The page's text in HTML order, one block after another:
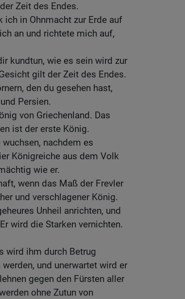
Zeit des Endes.
ich in Ohnmacht zur Erde auf
an und richtete mich auf,
kundtun, wie es sein wird zur
gilt der Zeit des Endes.
den du gesehen hast,
Persien.
von Griechenland. Das
ist der erste König.
nachdem es
Königreiche aus dem Volk
wie er.
wenn das Maß der Frevler
und verschlagener König.
Unheil anrichten, und
wird die Starken vernichten.
wird ihm durch Betrug
werden, und unerwartet wird er
gegen den Fürsten aller
ohne Zutun von